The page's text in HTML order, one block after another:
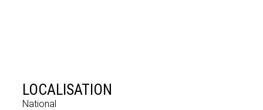
LOCALISATION
National